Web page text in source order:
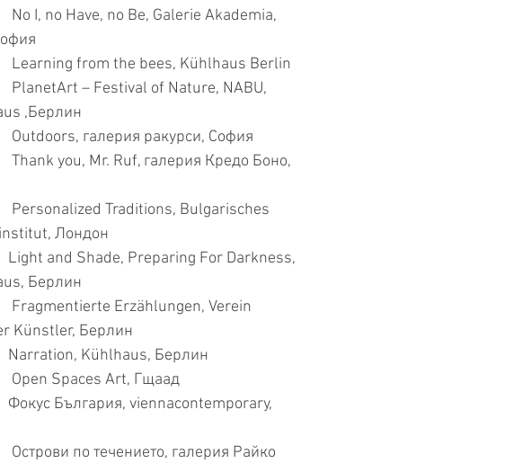
I, no Have, no Be, Galerie Akademia,
from the bees, Kühlhaus Berlin
– Festival of Nature, NABU,
,Берлин
галерия ракурси, София
you, Mr. Ruf, галерия Кредо Боно,
Traditions, Bulgarisches
Лондон
and Shade, Preparing For Darkness,
Берлин
Erzählungen, Verein
Künstler, Берлин
Kühlhaus, Берлин
Spaces Art, Гщаад
България, viennacontemporary,
по течението, галерия Райко